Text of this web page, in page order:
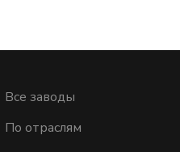
Все заводы
По отраслям